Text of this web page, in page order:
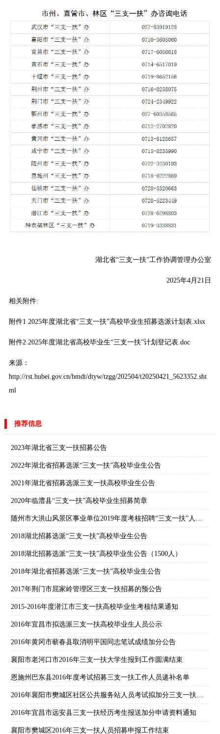
湖北省“三支一扶”工作协调管理办公室
2025年4月21日
相关附件:
附件1 2025年度湖北省“三支一扶”高校毕业生招募选派计划表.xlsx
附件2 2025年度湖北省高校毕业生“三支一扶”计划登记表.doc
来源：
http://rst.hubei.gov.cn/bmdt/dtyw/tzgg/202504/t20250421_5623352.sht
ml
推荐信息
2023年湖北省三支一扶招募公告
2022年湖北省招募选派“三支一扶”高校毕业生公告
2021年湖北省招募选派三支一扶高校毕业生公告
2020年临澧县“三支一扶”高校毕业生招募简章
2018湖北招募选派“三支一扶”高校毕业生公告
2018湖北招募选派“三支一扶”高校毕业生公告（1500人）
2018年湖北省招募选派“三支一扶”高校毕业生公告
2017年荆门市屈家岭管理区三支一扶招募的预公告
2015-2016年度潜江市三支一扶高校毕业生考核结果通知
2016年宜昌市拟选派三支一扶高校毕业生人员公示
2016年黄冈市蕲春县取消明平国同志笔试成绩加分公告
襄阳市老河口市2016年三支一扶大学生报到工作圆满结束
恩施州巴东县2016年度考试招募三支一扶工作人员递补名单
2016年宜昌市远安县三支一扶经历考生报送加分申请资料通知
襄阳市樊城区2016年三支一扶人员招募申报工作结束